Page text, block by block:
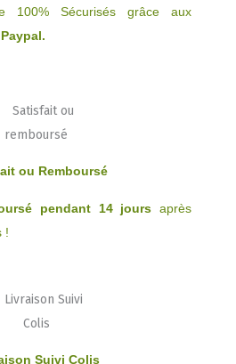
100% Sécurisés grâce aux
ou Remboursé
pendant 14 jours après
!
Suivi Colis